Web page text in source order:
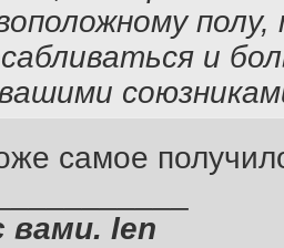
и
самое
вами. len